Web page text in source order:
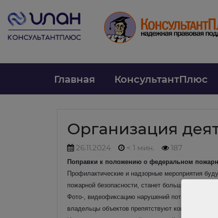
Главная КонсультантПлюс
Организация
26.11.2024 < 1 мин. 187
Поправки к положению о федеральном
Профилактические и надзорные мероприятия
пожарной безопасности, станет больше. Об этих
Фото-, видеофиксацию нарушений потребуется
владельцы объектов препятствуют контрольным